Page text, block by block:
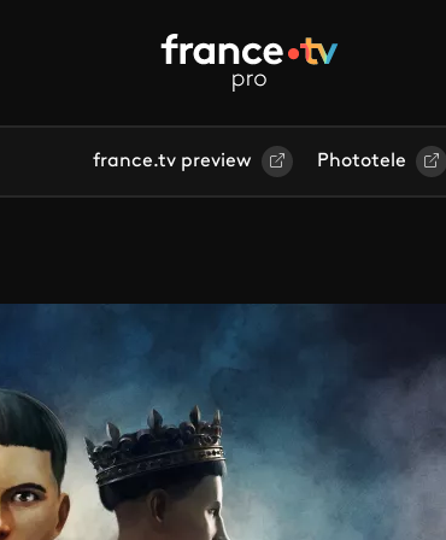
france.tv preview Phototele